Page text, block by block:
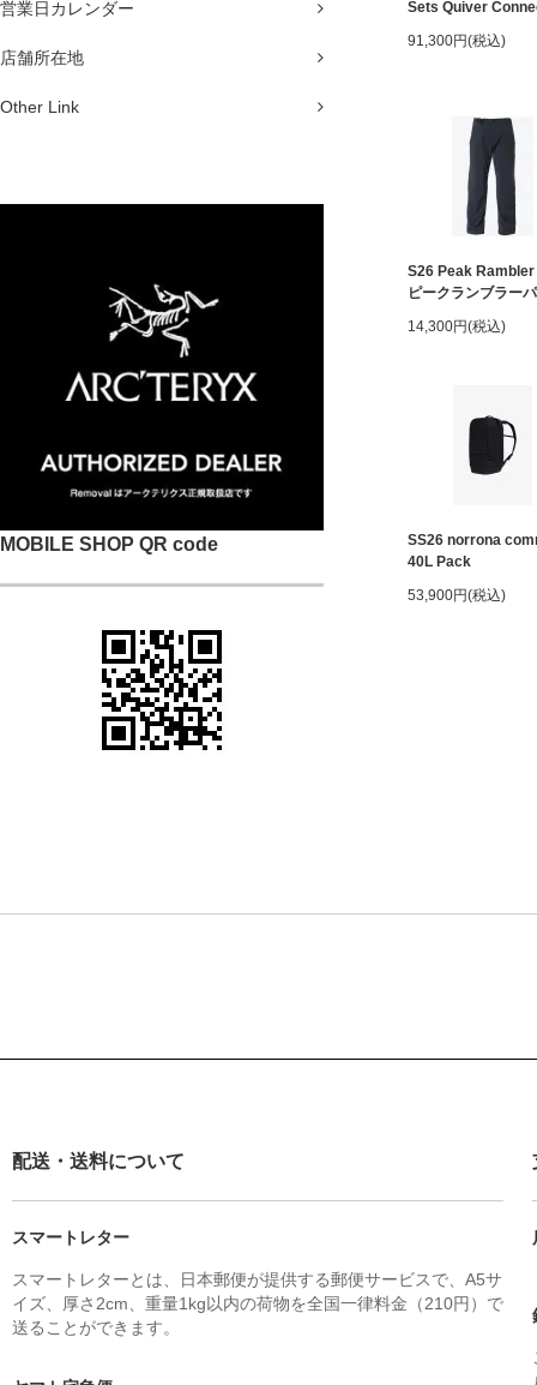
営業日カレンダー
店舗所在地
Other Link
MOBILE SHOP QR code
Sets Quiver
91,300円(税込)
S26 Peak
ピークランブラー
14,300円(税込)
SS26 norrona
40L Pack
53,900円(税込)
配送・送料について
スマートレター
スマートレターとは、日本郵便が提供する郵便サービスで、A5サ
イズ、厚さ2cm、重量1kg以内の荷物を全国一律料金（210円）で
送ることができます。